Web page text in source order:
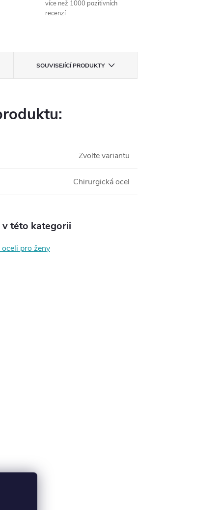
více než 1000 pozitivních
recenzí
SOUVISEJÍCÍ PRODUKTY
Zvolte variantu
Chirurgická ocel
této kategorii
pro ženy